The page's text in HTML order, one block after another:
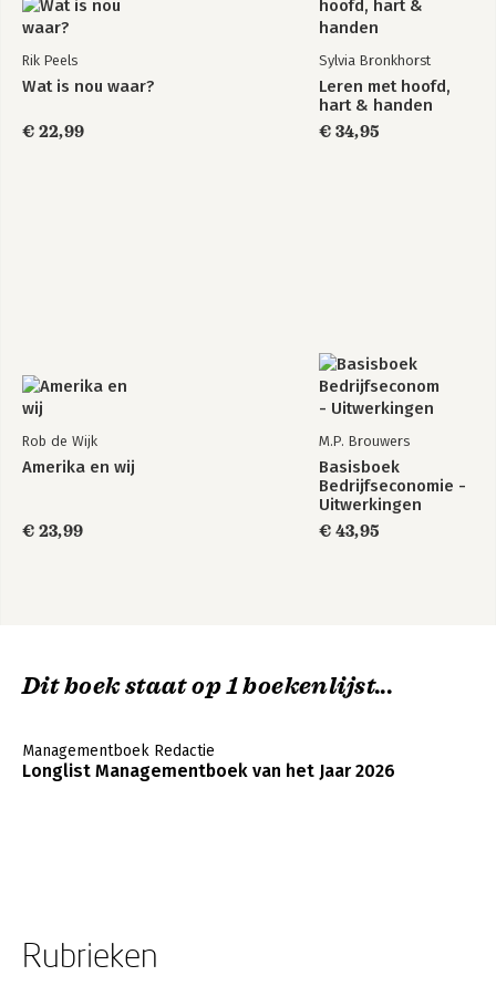
Rik Peels
Wat is nou waar?
€ 22,99
Sylvia Bronkhorst
Leren met hoofd,
hart & handen
€ 34,95
Rob de Wijk
Amerika en wij
€ 23,99
M.P. Brouwers
Basisboek
Bedrijfseconomie -
Uitwerkingen
€ 43,95
Dit boek staat op 1 boekenlijst...
Managementboek Redactie
Longlist Managementboek van het Jaar 2026
Rubrieken